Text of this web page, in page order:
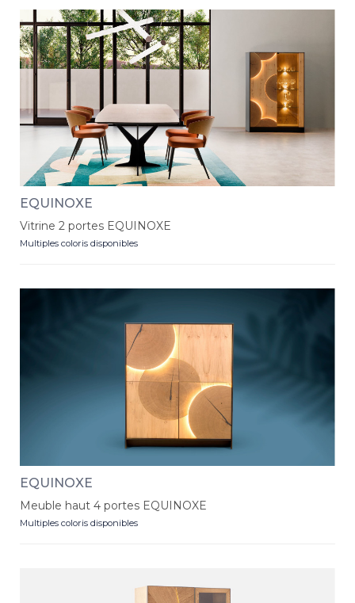
EQUINOXE
Vitrine 2 portes EQUINOXE
Multiples coloris disponibles
EQUINOXE
Meuble haut 4 portes EQUINOXE
Multiples coloris disponibles